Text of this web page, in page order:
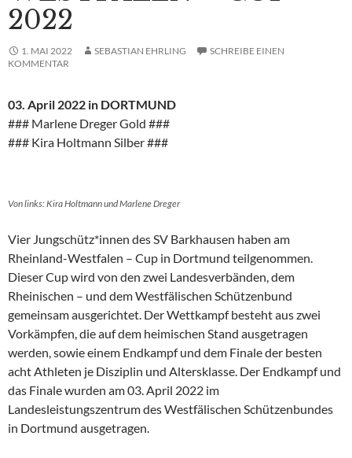
2022
1. MAI 2022 SEBASTIAN EHRLING
SCHREIBE EINEN
KOMMENTAR
03. April 2022 in DORTMUND
### Marlene Dreger Gold ###
### Kira Holtmann Silber ###
Von links: Kira Holtmann und Marlene Dreger
Vier Jungschütz*innen des SV Barkhausen haben am
Rheinland-Westfalen – Cup in Dortmund teilgenommen.
Dieser Cup wird von den zwei Landesverbänden, dem
Rheinischen – und dem Westfälischen Schützenbund
gemeinsam ausgerichtet. Der Wettkampf besteht aus zwei
Vorkämpfen, die auf dem heimischen Stand ausgetragen
werden, sowie einem Endkampf und dem Finale der besten
acht Athleten je Disziplin und Altersklasse. Der Endkampf und
das Finale wurden am 03. April 2022 im
Landesleistungszentrum des Westfälischen Schützenbundes
in Dortmund ausgetragen.